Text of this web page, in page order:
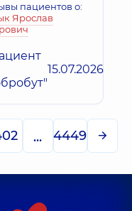
пациентов о:
Ярослав
15.07.2026
... 4449